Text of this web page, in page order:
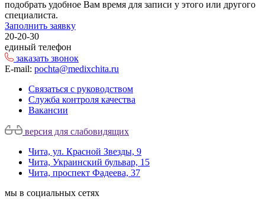
подобрать удобное Вам время для записи у этого или другого
специалиста.
Заполнить заявку
20-20-30
единый телефон
заказать звонок
E-mail: pochta@medixchita.ru
Связаться с руководством
Служба контроля качества
Вакансии
версия для слабовидящих
Чита, ул. Красной Звезды, 9
Чита, Украинский бульвар, 15
Чита, проспект Фадеева, 37
мы в социальных сетях